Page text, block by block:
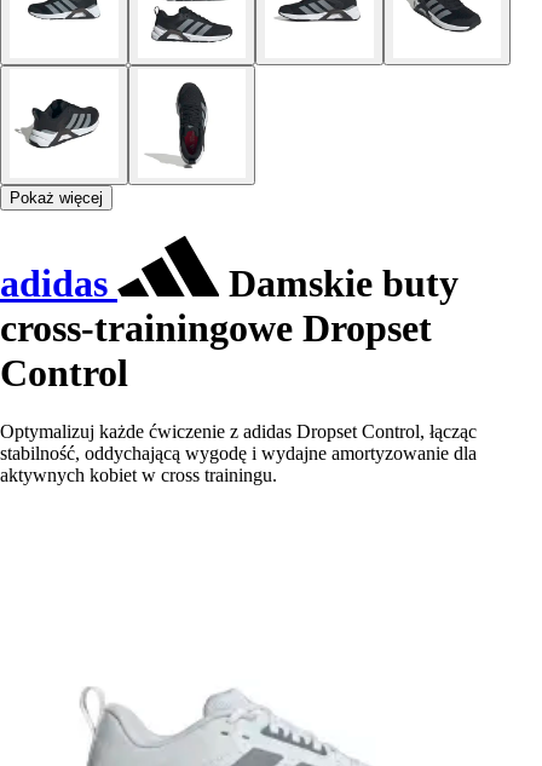
Pokaż więcej
adidas
Damskie buty
cross-trainingowe Dropset
Control
Optymalizuj każde ćwiczenie z adidas Dropset Control, łącząc
stabilność, oddychającą wygodę i wydajne amortyzowanie dla
aktywnych kobiet w cross trainingu.